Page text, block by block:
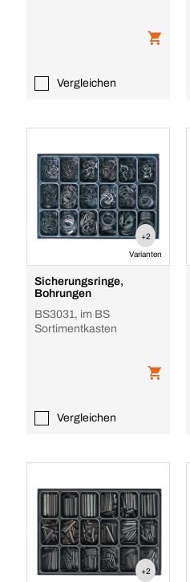
Vergleichen
+2
Varianten
Sicherungsringe,
Bohrungen
BS3031, im BS
Sortimentkasten
Vergleichen
+2